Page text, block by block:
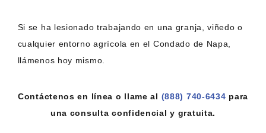
Si se ha lesionado trabajando en una granja, viñedo o
cualquier entorno agrícola en el Condado de Napa,
llámenos hoy mismo.
Contáctenos en línea o llame al (888) 740-6434 para
una consulta confidencial y gratuita.